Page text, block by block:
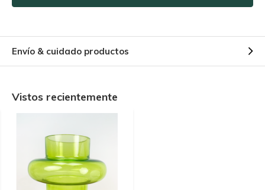
Envío & cuidado productos
Vistos recientemente
Utilice el código de descuento rápidamente, ¡antes de que